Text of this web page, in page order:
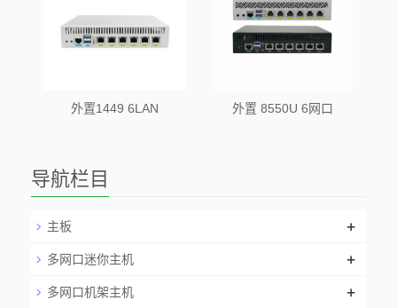
外置1449 6LAN 外置 8550U 6网口
导航栏目
主板 +
多网口迷你主机 +
多网口机架主机 +